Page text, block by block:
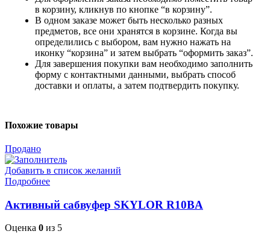
в корзину, кликнув по кнопке “в корзину”.
В одном заказе может быть несколько разных
предметов, все они хранятся в корзине. Когда вы
определились с выбором, вам нужно нажать на
иконку “корзина” и затем выбрать “оформить заказ”.
Для завершения покупки вам необходимо заполнить
форму с контактными данными, выбрать способ
доставки и оплаты, а затем подтвердить покупку.
Похожие товары
Продано
Добавить в список желаний
Подробнее
Активный сабвуфер SKYLOR R10BA
Оценка 0 из 5